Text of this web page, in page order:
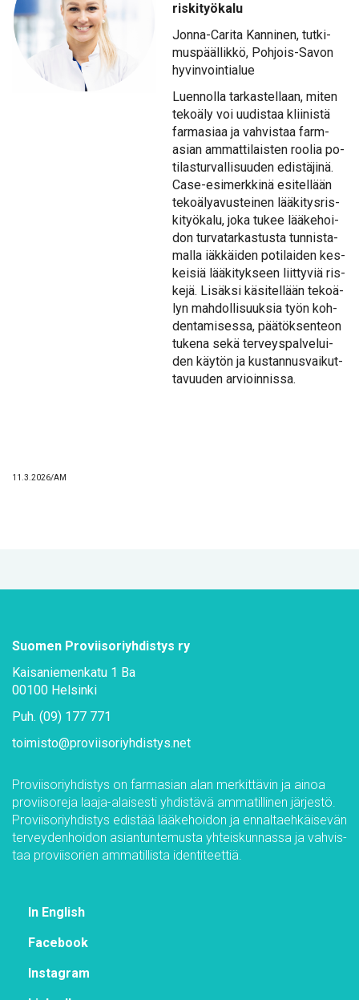
ris­ki­työ­ka­lu
Jon­na-Ca­ri­ta Kan­ni­nen, tut­ki­
mus­pääl­lik­kö, Poh­jois-Sa­von
hy­vin­voin­tia­lue
Luen­nol­la tar­kas­tel­laan, mi­ten
te­ko­ä­ly voi uu­dis­taa klii­nis­tä
far­ma­si­aa ja vah­vis­taa far­m­
asian am­mat­ti­lais­ten roo­lia po­
ti­las­tur­val­li­suu­den edis­tä­ji­nä.
Ca­se-esi­merk­ki­nä esi­tel­lään
te­ko­ä­ly­avus­tei­nen lää­ki­tys­ris­
ki­työ­ka­lu, jo­ka tu­kee lää­ke­hoi­
don tur­va­tar­kas­tus­ta tun­nis­ta­
mal­la iäk­käi­den po­ti­lai­den kes­
kei­siä lää­ki­tyk­seen liit­ty­viä ris­
ke­jä. Li­säk­si kä­si­tel­lään te­ko­ä­
lyn mah­dol­li­suuk­sia työn koh­
den­ta­mi­ses­sa, pää­tök­sen­teon
tu­ke­na se­kä ter­veys­pal­ve­lui­
den käy­tön ja kus­tan­nus­vai­kut­
ta­vuu­den ar­vioin­nis­sa.
11.3.2026/AM
Suo­men Pro­vii­so­riyh­dis­tys ry
Kai­sa­nie­men­ka­tu 1 Ba
00100 Hel­sin­ki
Puh. (09) 177 771
toi­mis­to@​pro­vii­so­riyh­dis­tys.​net
Pro­vii­so­riyh­dis­tys on far­m­asian alan mer­kit­tä­vin ja ai­noa
pro­vii­so­re­ja laa­ja-alai­ses­ti yh­dis­tä­vä am­ma­til­li­nen jär­jes­tö.
Pro­vii­so­riyh­dis­tys edis­tää lää­ke­hoi­don ja en­nal­taeh­käi­se­vän
ter­vey­den­hoi­don asian­tun­te­mus­ta yh­teis­kun­nas­sa ja vah­vis­
taa pro­vii­so­rien am­ma­til­lis­ta iden­ti­teet­tiä.
In English
Face­book
Ins­ta­gram